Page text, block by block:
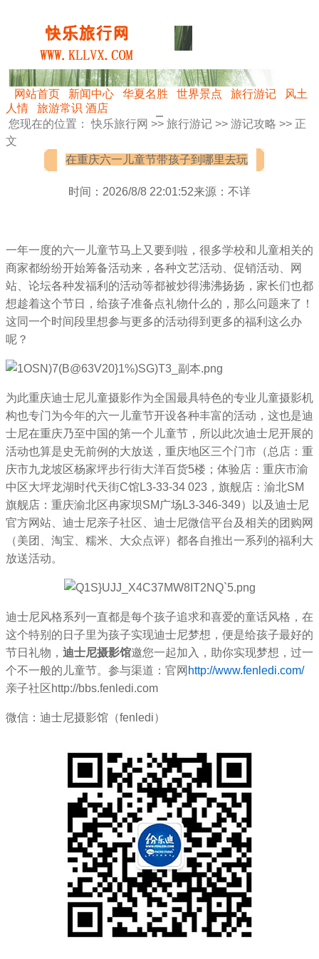
网站首页 新闻中心 华夏名胜 世界景点 旅行游记
风土
人情
旅游常识 酒店
您现在的位置：快乐旅行网 >> 旅行游记 >> 游记攻略 >> 正
文
在重庆六一儿童节带孩子到哪里去玩
时间：2026/8/8 22:01:52来源：不详
一年一度的六一儿童节马上又要到啦，很多学校和儿童相关的
商家都纷纷开始筹备活动来，各种文艺活动、促销活动、网
站、论坛各种发福利的活动等都被炒得沸沸扬扬，家长们也都
想趁着这个节日，给孩子准备点礼物什么的，那么问题来了！
这同一个时间段里想参与更多的活动得到更多的福利这么办
呢？
为此重庆迪士尼儿童摄影作为全国最具特色的专业儿童摄影机
构也专门为今年的六一儿童节开设各种丰富的活动，这也是迪
士尼在重庆乃至中国的第一个儿童节，所以此次迪士尼开展的
活动也算是史无前例的大放送，重庆地区三个门市（总店：重
庆市九龙坡区杨家坪步行街大洋百货5楼；体验店：重庆市渝
中区大坪龙湖时代天街C馆L3-33-34 023，旗舰店：渝北SM
旗舰店：重庆渝北区冉家坝SM广场L3-346-349）以及迪士尼
官方网站、迪士尼亲子社区、迪士尼微信平台及相关的团购网
（美团、淘宝、糯米、大众点评）都各自推出一系列的福利大
放送活动。
迪士尼风格系列一直都是每个孩子追求和喜爱的童话风格，在
这个特别的日子里为孩子实现迪士尼梦想，便是给孩子最好的
节日礼物， 迪士尼摄影馆邀您一起加入，助你实现梦想，过一
个不一般的儿童节。参与渠道：官网 http://www.fenledi.com/
亲子社区http://bbs.fenledi.com
微信：迪士尼摄影馆（fenledi）